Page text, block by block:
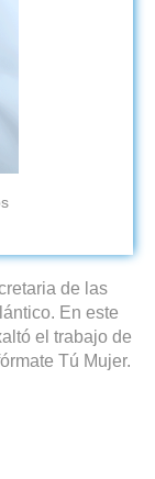
de las
En este
el trabajo de
Tú Mujer.